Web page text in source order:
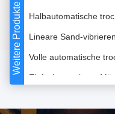
Weitere Produkte